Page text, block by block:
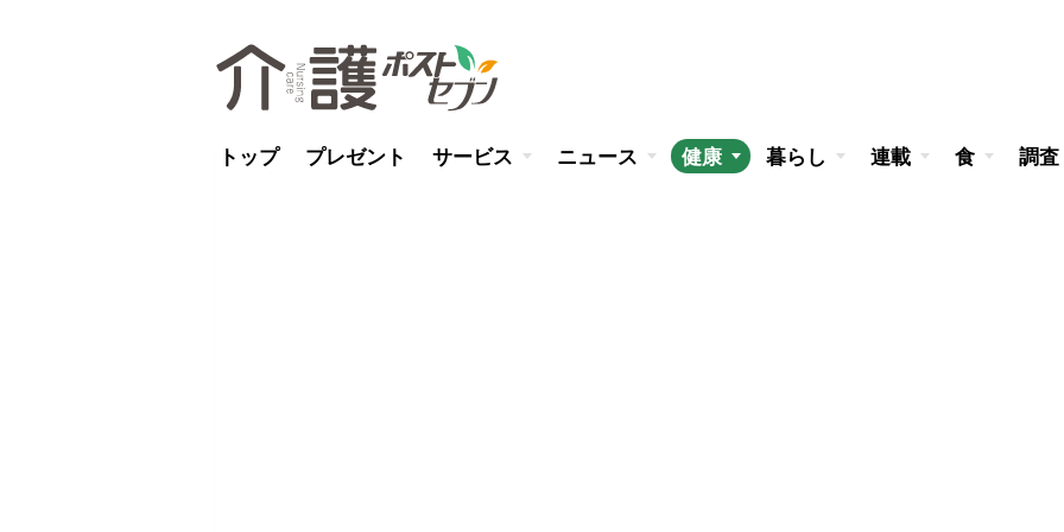
トップ プレゼント サービス ニュース 健康 暮らし 連載 食 調査